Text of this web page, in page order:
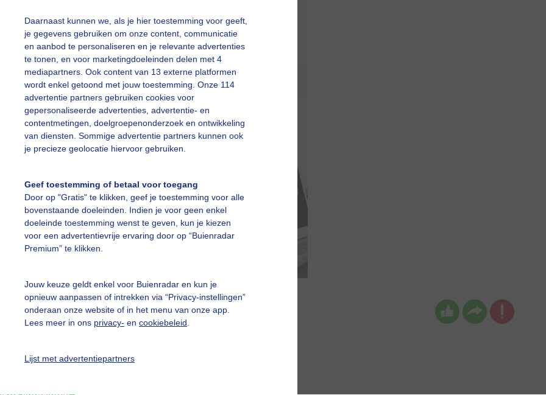
Daarnaast kunnen we, als je hier toestemming voor geeft,
je gegevens gebruiken om onze content, communicatie
en aanbod te personaliseren en je relevante advertenties
te tonen, en voor marketingdoeleinden delen met 4
mediapartners. Ook content van 13 externe platformen
wordt enkel getoond met jouw toestemming. Onze 114
advertentie partners gebruiken cookies voor
gepersonaliseerde advertenties, advertentie- en
contentmetingen, doelgroepenonderzoek en ontwikkeling
van diensten. Sommige advertentie partners kunnen ook
je precieze geolocatie hiervoor gebruiken.
Geef toestemming of betaal voor toegang
Door op "Gratis" te klikken, geef je toestemming voor alle
bovenstaande doeleinden. Indien je voor geen enkel
doeleinde toestemming wenst te geven, kun je kiezen
voor een advertentievrije ervaring door op “Buienradar
Premium” te klikken.
Jouw keuze geldt enkel voor Buienradar en kun je
opnieuw aanpassen of intrekken via “Privacy-instellingen”
onderaan onze website of in het menu van onze app.
Lees meer in ons privacy- en cookiebeleid
Lijst met advertentiepartners
Jolanda Breure Gemaakt: 24-10-2019, 335x bekeken